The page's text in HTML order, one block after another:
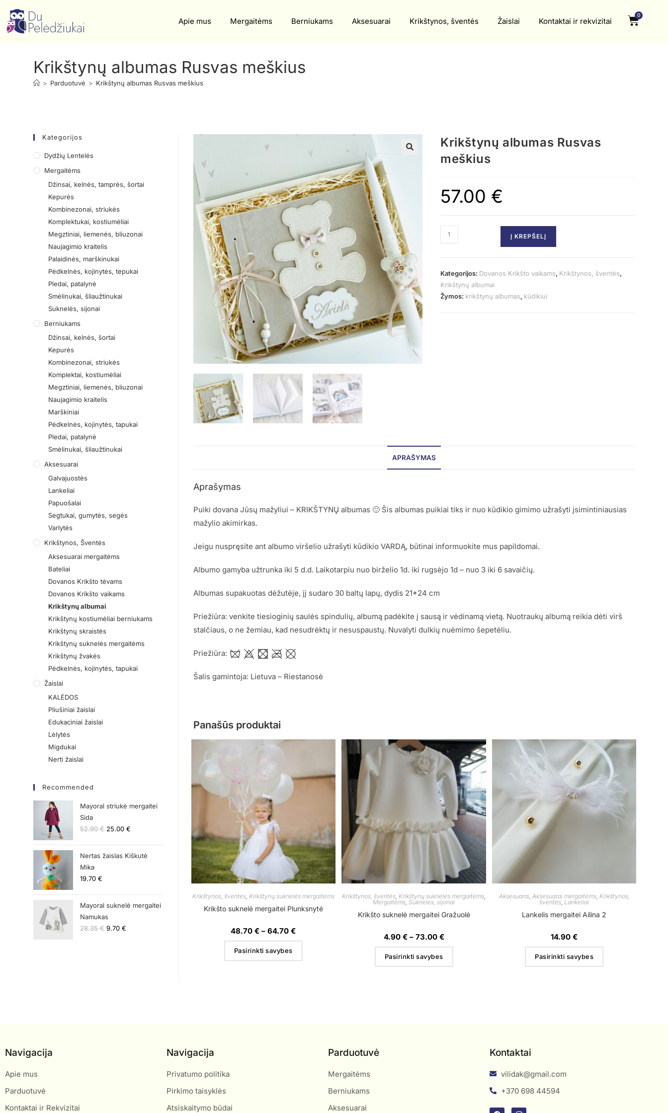
Apie mus Mergaitėms Berniukams Aksesuarai Krikštynos, šventės Žaislai Kontaktai ir rekvizitai
0
Krikštynų albumas Rusvas meškius
> Parduotuvė > Krikštynų albumas Rusvas meškius
Krikštynų albumas Rusvas
meškius
57.00 €
Į KREPŠELĮ
Kategorijos: Dovanos Krikšto vaikams, Krikštynos, šventės,
Krikštynų albumai
Žymos: krikštynų albumas, kūdikiui
APRAŠYMAS
Aprašymas
Puiki dovana Jūsų mažyliui – KRIKŠTYNŲ albumas 🙂 Šis albumas puikiai tiks ir nuo kūdikio gimimo užrašyti įsimintiniausias
mažylio akimirkas.
Jeigu nuspręsite ant albumo viršelio užrašyti kūdikio VARDĄ, būtinai informuokite mus papildomai.
Albumo gamyba užtrunka iki 5 d.d. Laikotarpiu nuo birželio 1d. iki rugsėjo 1d – nuo 3 iki 6 savaičių.
Albumas supakuotas dėžutėje, jį sudaro 30 baltų lapų, dydis 21*24 cm
Priežiūra: venkite tiesioginių saulės spindulių, albumą padėkite į sausą ir vėdinamą vietą. Nuotraukų albumą reikia dėti virš
stalčiaus, o ne žemiau, kad nesudrėktų ir nesuspaustų. Nuvalyti dulkių nuėmimo šepetėliu.
Priežiūra:
Šalis gamintoja: Lietuva – Riestanosė
Panašūs produktai
Krikštynos, šventės, Krikštynų suknelės mergaitėms
Krikšto suknelė mergaitei Plunksnytė
48.70€ – 64.70€
Pasirinkti savybes
Krikštynos, šventės,Krikštynų suknelės mergaitėms,
Mergaitėms,Suknelės, sijonai
Krikšto suknelė mergaitei Gražuolė
4.90 € – 73.00 €
Pasirinkti savybes
Aksesuarai, Aksesuarai mergaitėms, Krikštynos,
šventės,Lankeliai
Lankelis mergaitei Ailina 2
14.90€
Pasirinkti savybes
Kategorijos
Dydžių Lentelės
Mergaitėms
Džinsai, kelnės, tamprės, šortai
Kepurės
Kombinezonai, striukės
Komplektukai, kostiumėliai
Megztiniai, liemenės, bliuzonai
Naujagimio kraitelis
Palaidinės, marškinukai
Pėdkelnės, kojinytės, tepukai
Pledai, patalynė
Smėlinukai, šliaužtinukai
Suknelės, sijonai
Berniukams
Džinsai, kelnės, šortai
Kepurės
Kombinezonai, striukės
Komplektai, kostiumėliai
Megztiniai, liemenės, bliuzonai
Naujagimio kraitelis
Marškiniai
Pėdkelnės, kojinytės, tapukai
Pledai, patalynė
Smėlinukai, šliaužtinukai
Aksesuarai
Galvajuostės
Lankeliai
Papuošalai
Segtukai, gumytės, segės
Varlytės
Krikštynos, Šventės
Aksesuarai mergaitėms
Bateliai
Dovanos Krikšto tėvams
Dovanos Krikšto vaikams
Krikštynų albumai
Krikštynų kostiumėliai berniukams
Krikštynų skraistės
Krikštynų suknelės mergaitėms
Krikštynų žvakės
Pėdkelnės, kojinytės, tapukai
Žaislai
KALĖDOS
Pliušiniai žaislai
Edukaciniai žaislai
Lėlytės
Migdukai
Nerti žaislai
Recommended
Mayoral striukė mergaitei
Sida
52.90€ 25.00€
Nertas žaislas Kiškutė
Mika
19.70€
Mayoral suknelė mergaitei
Namukas
28.35€ 9.70€
Navigacija
Apie mus
Parduotuvė
Kontaktai ir Rekvizitai
Navigacija
Privatumo politika
Pirkimo taisyklės
Atsiskaitymo būdai
Parduotuvė
Mergaitėms
Berniukams
Aksesuarai
Kontaktai
vilidak@gmail.com
+370 698 44594